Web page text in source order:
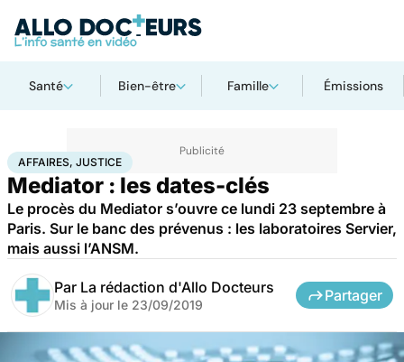
Santé Bien-être Famille Émissions
AccueilSantéSociétéJustice Affaires, justice
AFFAIRES, JUSTICE
Mediator : les dates-clés
Le procès du Mediator s’ouvre ce lundi 23 septembre à
Paris. Sur le banc des prévenus : les laboratoires Servier,
mais aussi l’ANSM.
Par La rédaction d'Allo Docteurs
Mis à jour le 23/09/2019
Partager